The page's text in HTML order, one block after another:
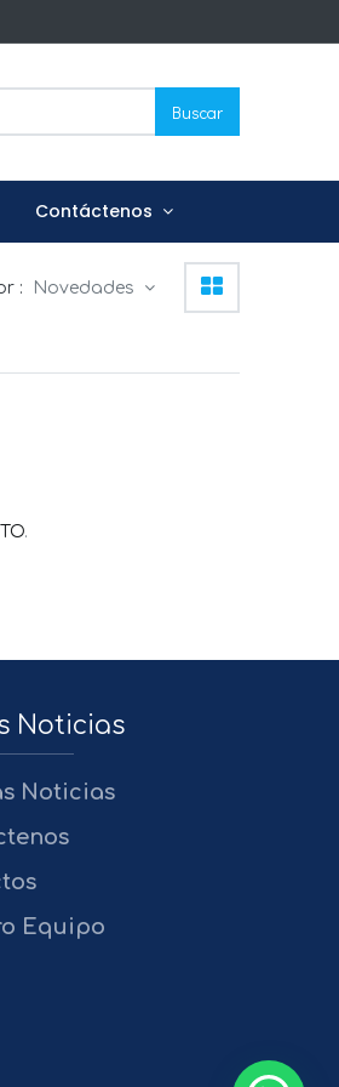
Buscar
Contáctenos
: Novedades
.
Noticias
Noticias
Equipo